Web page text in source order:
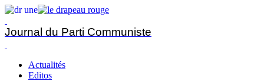
Journal du Parti Communiste
Actualités
Editos